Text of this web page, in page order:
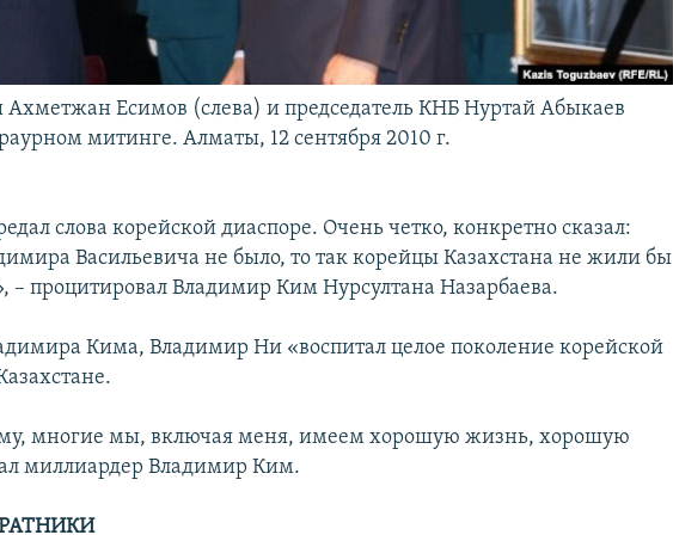
Есимов (слева) и председатель КНБ Нуртай Абыкаев
митинге. Алматы, 12 сентября 2010 г.
слова корейской диаспоре. Очень четко, конкретно сказал:
Васильевича не было, то так корейцы Казахстана не жили бы
– процитировал Владимир Ким Нурсултана Назарбаева.
Кима, Владимир Ни «воспитал целое поколение корейской
многие мы, включая меня, имеем хорошую жизнь, хорошую
миллиардер Владимир Ким.